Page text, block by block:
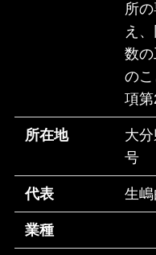
所
え
数
の
項第
所在地
大
号
代表 生
業種